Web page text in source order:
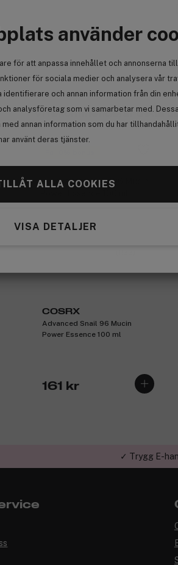
använder
för att anpassa innehållet och annonserna till
för sociala medier och analysera vår
identifierare och annan information från din
analysföretag som vi samarbetar med.
annan information som du har
använt deras tjänster.
ALLA COOKIES
VISA DETALJER
Vi rekommenderar detta
COSRX
Advanced Snail 96 Mucin
Power Essence 100 ml
161 kr
✓ Trygg E-